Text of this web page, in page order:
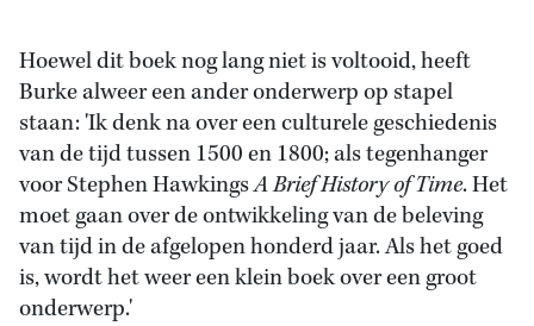
Hoewel dit boek nog lang niet is voltooid, heeft
Burke alweer een ander onderwerp op stapel
staan: 'Ik denk na over een culturele geschiedenis
van de tijd tussen 1500 en 1800; als tegenhanger
voor Stephen HawkingsA Brief History of Time. Het
moet gaan over de ontwikkeling van de beleving
van tijd in de afgelopen honderd jaar. Als het goed
is, wordt het weer een klein boek over een groot
onderwerp.'